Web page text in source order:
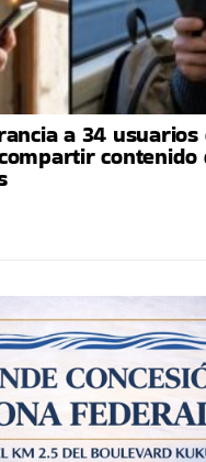
a 34 usuarios
contenido